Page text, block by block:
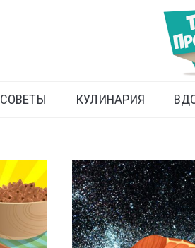
СОВЕТЫ КУЛИНАРИЯ